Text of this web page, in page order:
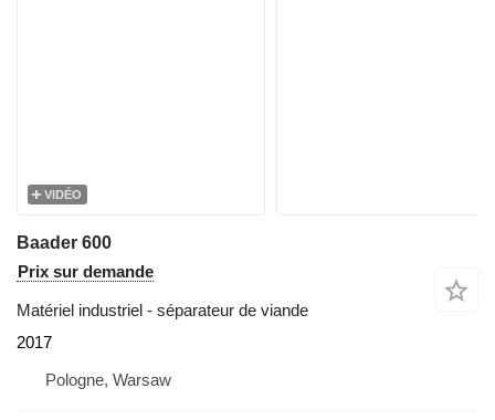
VIDÉO
Baader 600
Prix sur demande
Matériel industriel - séparateur de viande
2017
Pologne, Warsaw